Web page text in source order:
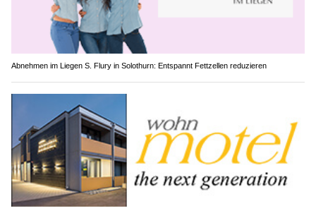
Abnehmen im Liegen S. Flury in Solothurn: Entspannt Fettzellen reduzieren